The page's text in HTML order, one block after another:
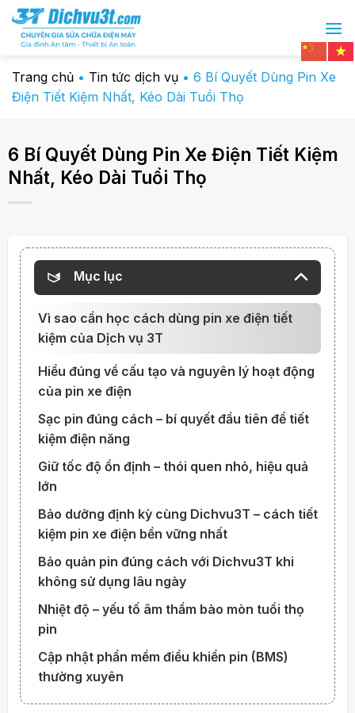
Chuyển
đến
dung
Trang chủ • Tin tức dịch vụ • 6 Bí Quyết Dùng Pin Xe
Điện Tiết Kiệm Nhất, Kéo Dài Tuổi Thọ
6 Bí Quyết Dùng Pin Xe Điện Tiết Kiệm
Nhất, Kéo Dài Tuổi Thọ
Mục lục
Vì sao cần học cách dùng pin xe điện tiết
kiệm của Dịch vụ 3T
Hiểu đúng về cấu tạo và nguyên lý hoạt động
của pin xe điện
Sạc pin đúng cách – bí quyết đầu tiên để tiết
kiệm điện năng
Giữ tốc độ ổn định – thói quen nhỏ, hiệu quả
lớn
Bảo dưỡng định kỳ cùng Dichvu3T – cách tiết
kiệm pin xe điện bền vững nhất
Bảo quản pin đúng cách với Dichvu3T khi
không sử dụng lâu ngày
Nhiệt độ – yếu tố âm thầm bào mòn tuổi thọ
pin
Cập nhật phần mềm điều khiển pin (BMS)
thường xuyên
Dùng pin xe điện tiết kiệm không khó – chỉ